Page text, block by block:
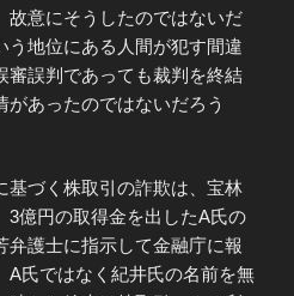
故意にそうしたのではないだ
う地位にある人間が犯す間違
審誤判であっても裁判を終結
があったのではないだろう
基づく株取引の詐欺は、宝林
3億円の取得金を出したA氏の
弁護士に指示して金融庁に報
A氏ではなく紀井氏の名前を無